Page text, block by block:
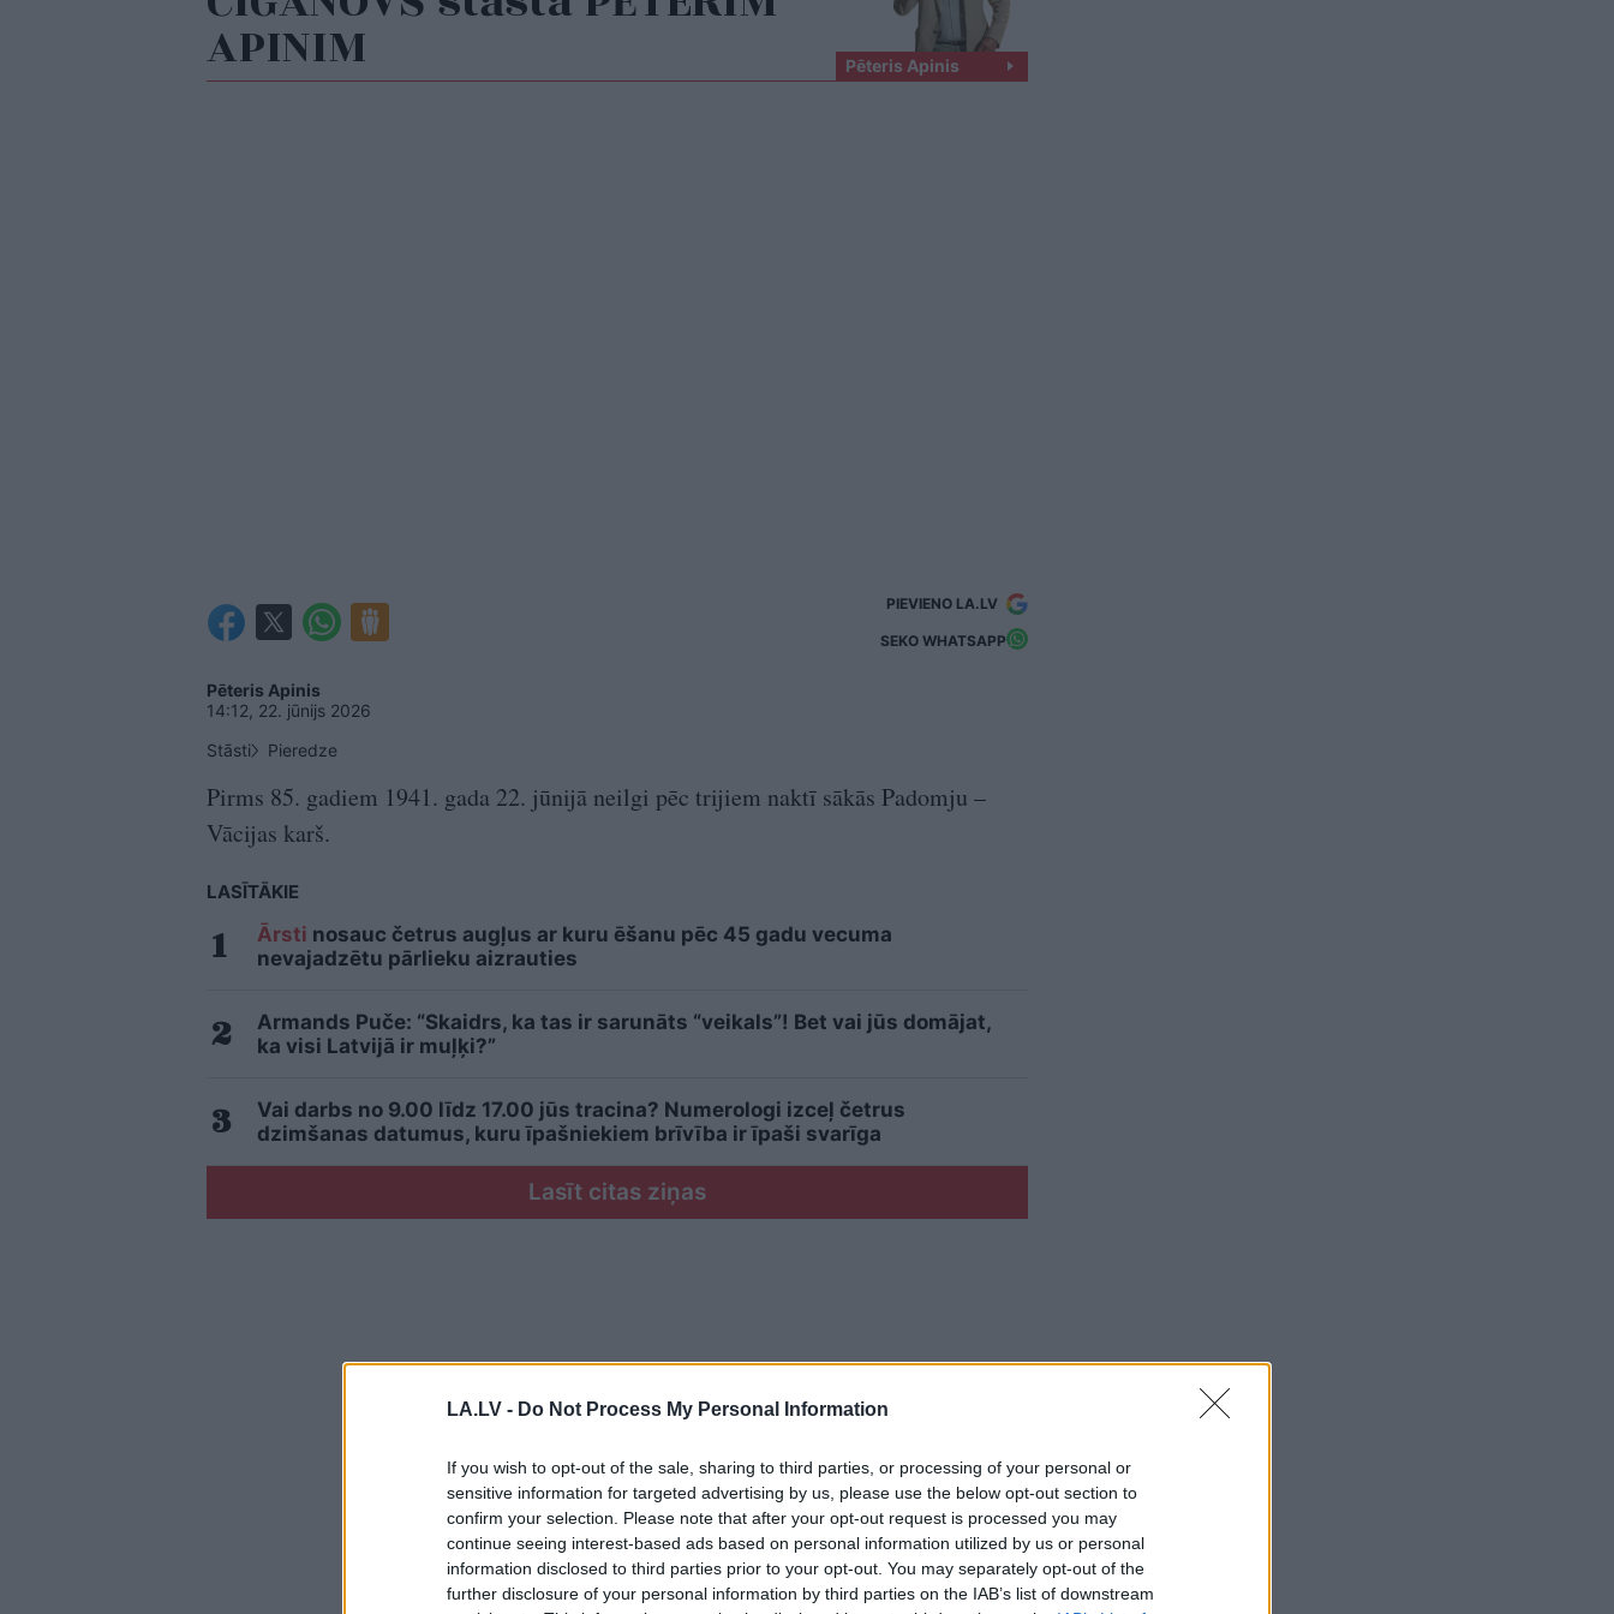
LA.LV - Do Not Process My Personal Information
If you wish to opt-out of the sale, sharing to third parties, or processing of your personal or
sensitive information for targeted advertising by us, please use the below opt-out section to
confirm your selection. Please note that after your opt-out request is processed you may
continue seeing interest-based ads based on personal information utilized by us or personal
information disclosed to third parties prior to your opt-out. You may separately opt-out of the
further disclosure of your personal information by third parties on the IAB’s list of downstream
APINIM Pēteris Apinis
PIEVIENO LA.LV
SEKO WHATSAPP
Pēteris Apinis
14:12, 22. jūnijs 2026
Stāsti
Pieredze
Pirms 85. gadiem 1941. gada 22. jūnijā neilgi pēc trijiem naktī sākās Padomju –
Vācijas karš.
LASĪTĀKIE
Ārsti nosauc četrus augļus ar kuru ēšanu pēc 45 gadu vecuma
nevajadzētu pārlieku aizrauties
Armands Puče: “Skaidrs, ka tas ir sarunāts “veikals”! Bet vai jūs domājat,
ka visi Latvijā ir muļķi?”
Vai darbs no 9.00 līdz 17.00 jūs tracina? Numerologi izceļ četrus
dzimšanas datumus, kuru īpašniekiem brīvība ir īpaši svarīga
Lasīt citas ziņas